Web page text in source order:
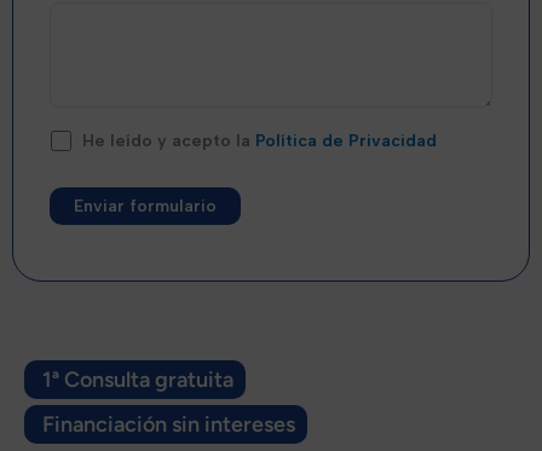
1ª Consulta gratuita
Financiación sin intereses
He leído y acepto la Política de Privacidad